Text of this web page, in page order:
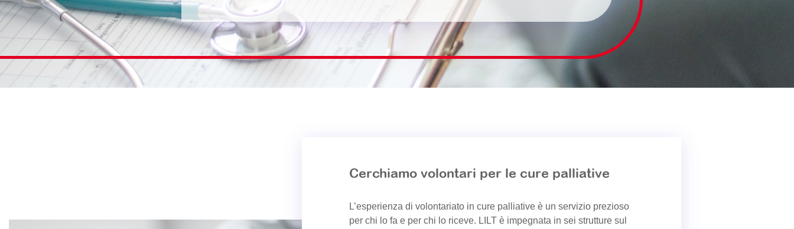
Cerchiamo volontari per le cure palliative
L’esperienza di volontariato in cure palliative è un servizio prezioso
per chi lo fa e per chi lo riceve. LILT è impegnata in sei strutture sul